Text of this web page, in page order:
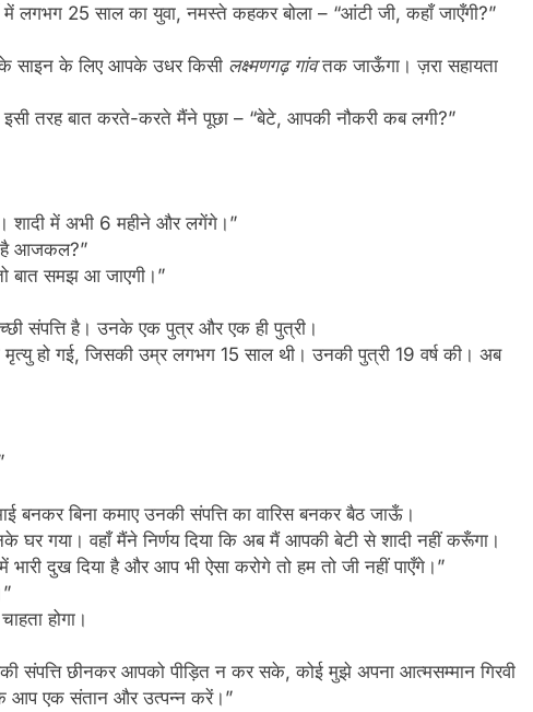
में लगभग 25 साल का युवा, नमस्ते कहकर बोला – “आंटी जी, कहाँ जाएँगी?”
साइन के लिए आपके उधर किसी लक्ष्मणगढ़ गांवतक जाऊँगा। ज़रा सहायता
इसी तरह बात करते-करते मैंने पूछा – “बेटे, आपकी नौकरी कब लगी?”
शादी में अभी 6 महीने और लगेंगे।”
है आजकल?”
बात समझ आ जाएगी।”
संपत्ति है। उनके एक पुत्र और एक ही पुत्री।
हो गई, जिसकी उम्र लगभग 15 साल थी। उनकी पुत्री 19 वर्ष की। अब
बनकर बिना कमाए उनकी संपत्ति का वारिस बनकर बैठ जाऊँ।
गया। वहाँ मैंने निर्णय दिया कि अब मैं आपकी बेटी से शादी नहीं करूँगा।
दुख दिया है और आप भी ऐसा करोगे तो हम तो जी नहीं पाएँगे।”
होगा।
संपत्ति छीनकर आपको पीड़ित न कर सके, कोई मुझे अपना आत्मसम्मान गिरवी
आप एक संतान और उत्पन्न करें।”